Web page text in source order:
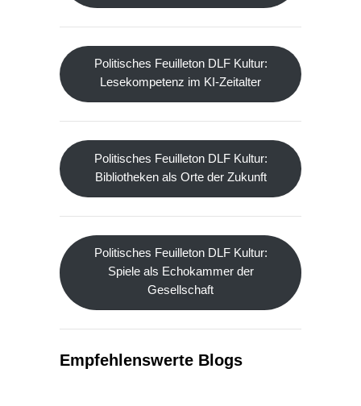
Politisches Feuilleton DLF Kultur:
Lesekompetenz im KI-Zeitalter
Politisches Feuilleton DLF Kultur:
Bibliotheken als Orte der Zukunft
Politisches Feuilleton DLF Kultur:
Spiele als Echokammer der
Gesellschaft
Empfehlenswerte Blogs